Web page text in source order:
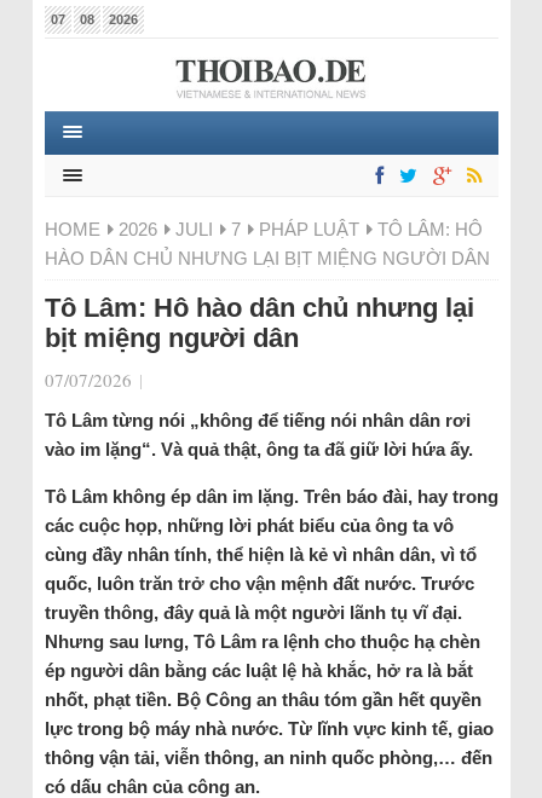
07 08 2026
HOME 2026 JULI 7 PHÁP LUẬT
TÔ LÂM: HÔ
HÀO DÂN CHỦ NHƯNG LẠI BỊT MIỆNG NGƯỜI DÂN
Tô Lâm: Hô hào dân chủ nhưng lại
bịt miệng người dân
07/07/2026 |
Tô Lâm từng nói „không để tiếng nói nhân dân rơi
vào im lặng“. Và quả thật, ông ta đã giữ lời hứa ấy.
Tô Lâm không ép dân im lặng. Trên báo đài, hay trong
các cuộc họp, những lời phát biểu của ông ta vô
cùng đầy nhân tính, thể hiện là kẻ vì nhân dân, vì tổ
quốc, luôn trăn trở cho vận mệnh đất nước. Trước
truyền thông, đây quả là một người lãnh tụ vĩ đại.
Nhưng sau lưng, Tô Lâm ra lệnh cho thuộc hạ chèn
ép người dân bằng các luật lệ hà khắc, hở ra là bắt
nhốt, phạt tiền. Bộ Công an thâu tóm gần hết quyền
lực trong bộ máy nhà nước. Từ lĩnh vực kinh tế, giao
thông vận tải, viễn thông, an ninh quốc phòng,… đến
có dấu chân của công an.